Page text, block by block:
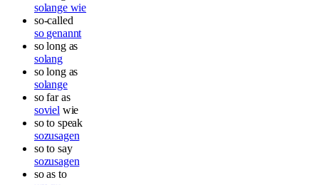
solange wie
so-called
so genannt
so long as
solang
so long as
solange
so far as
soviel wie
so to speak
sozusagen
so to say
sozusagen
so as to